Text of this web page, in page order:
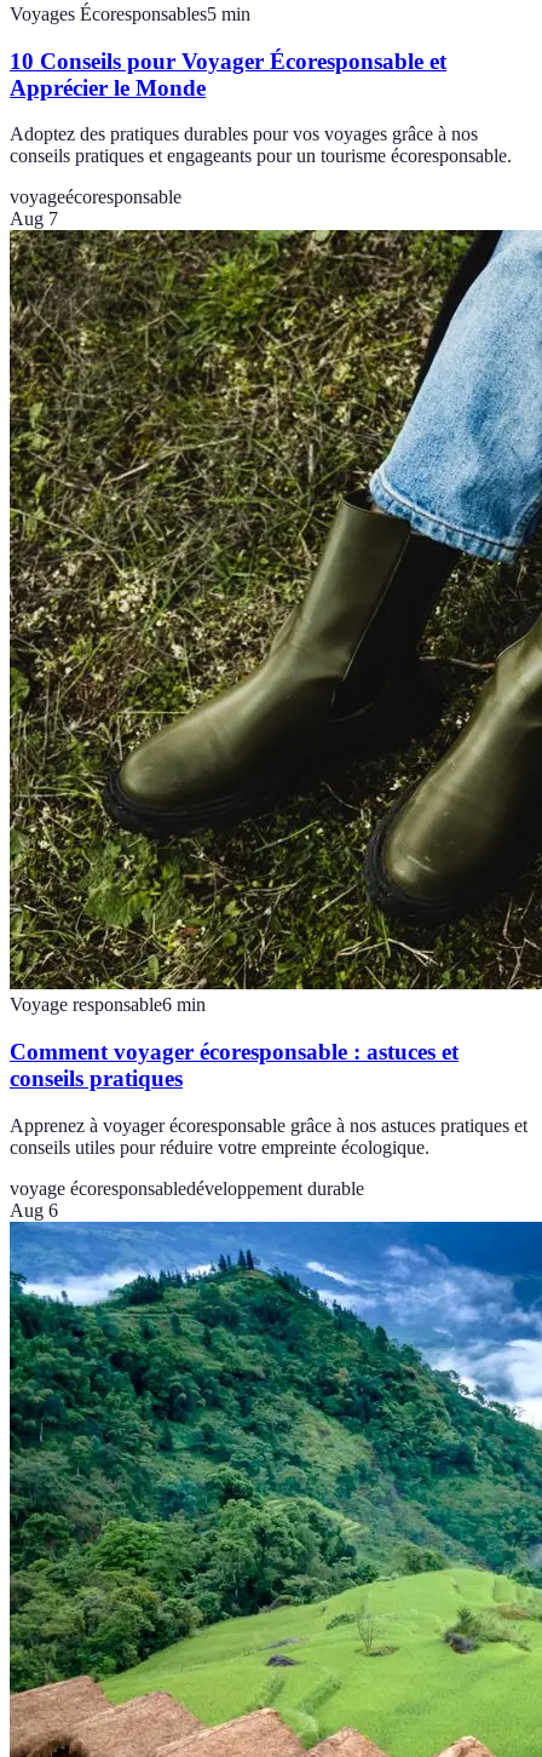
Voyages Écoresponsables5 min
10 Conseils pour Voyager Écoresponsable et
Apprécier le Monde
Adoptez des pratiques durables pour vos voyages grâce à nos
conseils pratiques et engageants pour un tourisme écoresponsable.
voyageécoresponsable
Aug 7
Voyage responsable6 min
Comment voyager écoresponsable : astuces et
conseils pratiques
Apprenez à voyager écoresponsable grâce à nos astuces pratiques et
conseils utiles pour réduire votre empreinte écologique.
voyage écoresponsabledéveloppement durable
Aug 6